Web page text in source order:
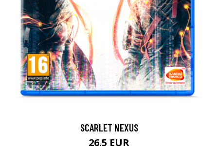
SCARLET NEXUS
26.5 EUR